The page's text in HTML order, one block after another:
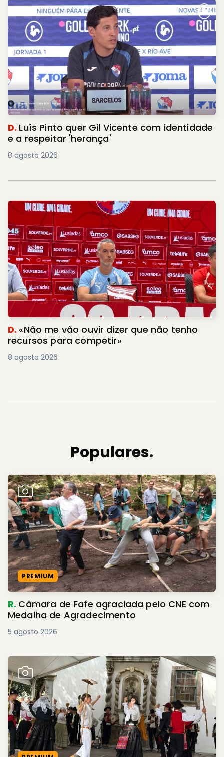
D. Luís Pinto quer Gil Vicente com identidade
e a respeitar 'herança'
8 agosto 2026
D. «Não me vão ouvir dizer que não tenho
recursos para competir»
8 agosto 2026
Populares.
PREMIUM
R. Câmara de Fafe agraciada pelo CNE com
Medalha de Agradecimento
5 agosto 2026